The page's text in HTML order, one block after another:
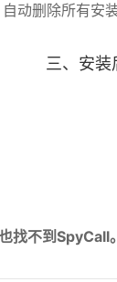
动删除所有安
三、安
找不到SpyCall